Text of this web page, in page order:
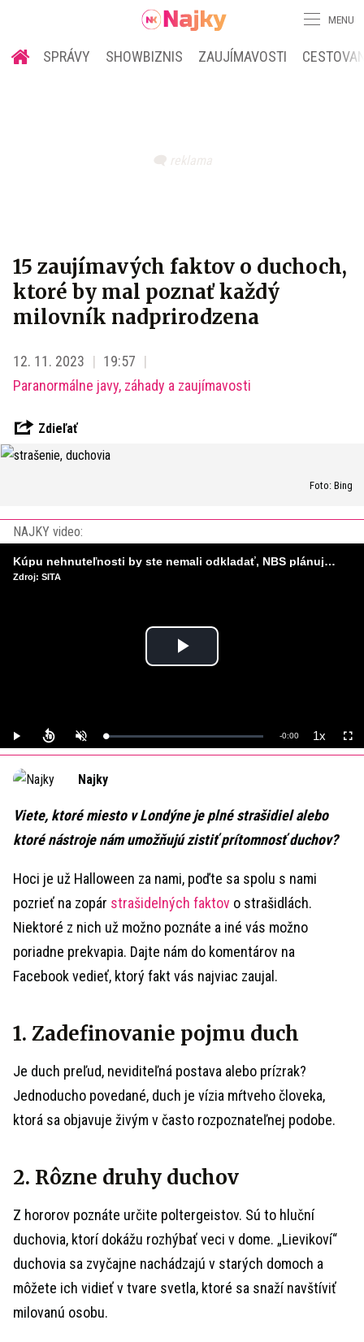
MENU
SPRÁVY SHOWBIZNIS ZAUJÍMAVOSTI
15 zaujímavých faktov o duchoch,
ktoré by mal poznať každý
milovník nadprirodzena
12. 11. 2023
19:57
Paranormálne javy, záhady a zaujímavosti
Zdieľať
Foto: Bing
NAJKY video:
Play
Play UnmuteLoaded:
0%
Remaining
-0:00 1xPlayback
Rate
Kúpu nehnuteľnosti by ste nemali odkladať, NBS plánuje sprísniť pravidlá pri hypotékach
Zdroj: SITA
Najky
Viete, ktoré miesto v Londýne je plné strašidiel alebo
ktoré nástroje nám umožňujú zistiť prítomnosť duchov?
Hoci je už Halloween za nami, poďte sa spolu s nami
pozrieť na zopár strašidelných faktov o strašidlách.
Niektoré z nich už možno poznáte a iné vás možno
poriadne prekvapia. Dajte nám do komentárov na
Facebook vedieť, ktorý fakt vás najviac zaujal.
1. Zadefinovanie pojmu duch
Je duch preľud, neviditeľná postava alebo prízrak?
Jednoducho povedané, duch je vízia mŕtveho človeka,
ktorá sa objavuje živým v často rozpoznateľnej podobe.
2. Rôzne druhy duchov
Z hororov poznáte určite poltergeistov. Sú to hluční
duchovia, ktorí dokážu rozhýbať veci v dome. „Lievikoví“
duchovia sa zvyčajne nachádzajú v starých domoch a
môžete ich vidieť v tvare svetla, ktoré sa snaží navštíviť
milovanú osobu.